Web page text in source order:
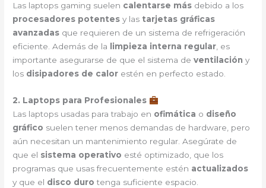
Las laptops gaming suelen calentarse más debido a los
procesadores potentes y las tarjetas gráficas
avanzadas que requieren de un sistema de refrigeración
eficiente. Además de la
limpieza interna regular, es
importante asegurarse de que el sistema deventilación y
los disipadores de calor estén en perfecto estado.
2. Laptops para Profesionales
Las laptops usadas para trabajo en ofimática o diseño
gráfico suelen tener menos demandas de hardware, pero
aún necesitan un mantenimiento regular. Asegúrate de
que el sistema operativo esté optimizado, que los
programas que usas frecuentemente estén actualizados
y que el disco duro tenga suficiente espacio.